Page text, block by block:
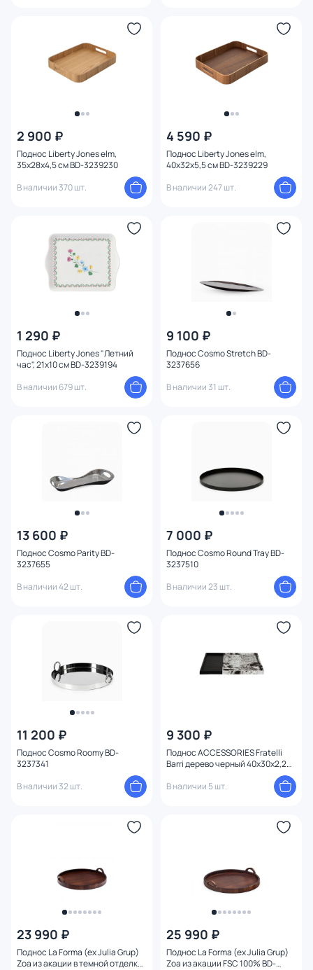
2 900 ₽
Поднос Liberty Jones elm,
35х28х4,5 см BD-3239230
В наличии 370 шт.
4 590 ₽
Поднос Liberty Jones elm,
40х32х5,5 см BD-3239229
В наличии 247 шт.
1 290 ₽
Поднос Liberty Jones "Летний
час", 21х10 см BD-3239194
В наличии 679 шт.
9 100 ₽
Поднос Cosmo Stretch BD-
3237656
В наличии 31 шт.
13 600 ₽
Поднос Cosmo Parity BD-
3237655
В наличии 42 шт.
7 000 ₽
Поднос Cosmo Round Tray BD-
3237510
В наличии 23 шт.
11 200 ₽
Поднос Cosmo Roomy BD-
3237341
В наличии 32 шт.
9 300 ₽
Поднос ACCESSORIES Fratelli
Barri дерево черный 40x30x2,2
В наличии 5 шт.
23 990 ₽
Поднос La Forma (ex Julia Grup)
Zoa из акации в темной отделке
25 990 ₽
Поднос La Forma (ex Julia Grup)
Zoa из акации FSC 100% BD-